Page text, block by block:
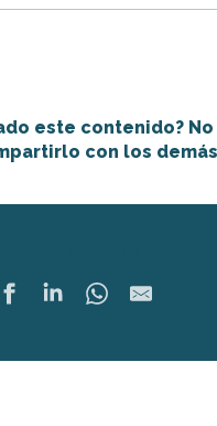
este contenido?
con los